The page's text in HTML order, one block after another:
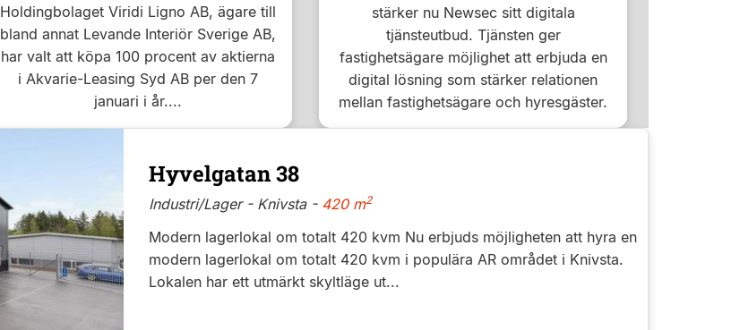
Holdingbolaget Viridi Ligno AB, ägare till
bland annat Levande Interiör Sverige AB,
har valt att köpa 100 procent av aktierna
i Akvarie-Leasing Syd AB per den 7
januari i år....
stärker nu Newsec sitt digitala
tjänsteutbud. Tjänsten ger
fastighetsägare möjlighet att erbjuda en
digital lösning som stärker relationen
mellan fastighetsägare och hyresgäster.
Hyvelgatan 38
Industri/Lager - Knivsta -420 m2
Modern lagerlokal om totalt 420 kvm Nu erbjuds möjligheten att hyra en
modern lagerlokal om totalt 420 kvm i populära AR området i Knivsta.
Lokalen har ett utmärkt skyltläge ut...